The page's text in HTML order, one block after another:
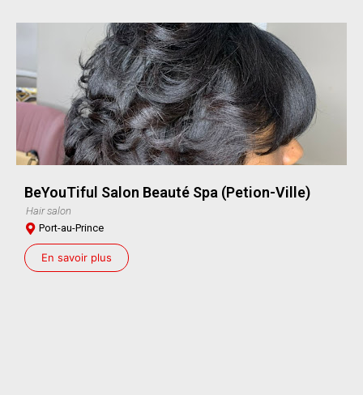
BeYouTiful Salon Beauté Spa (Petion-Ville)
Hair salon
Port-au-Prince
En savoir plus